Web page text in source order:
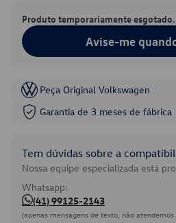
Produto temporariamente esgotado.
Avise-me
Peça Original Volkswagen
Garantia de 3 meses de fábrica
Tem dúvidas sobre a
Nossa equipe especializada está
Whatsapp:
(41) 99125-2143
(apenas mensagens de texto, não atendemos